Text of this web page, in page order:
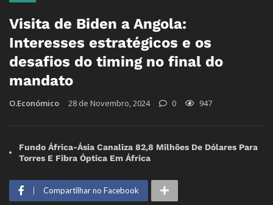
Visita de Biden a Angola:
Interesses estratégicos e os
desafios do timing no final do
mandato
O.Económico 28 de Novembro, 2024 0 947
Fundo África-Ásia Canaliza 82,8 Milhões De Dólares Para
Torres E Fibra Óptica Em África
Compartilhar no Facebook